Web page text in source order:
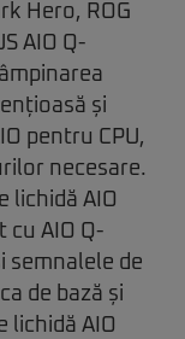
Hero, ROG
AIO Q-
și
pentru CPU,
necesare.
lichidă AIO
AIO Q-
semnalele de
de bază și
lichidă AIO